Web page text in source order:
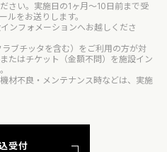
さい。実施日の1ヶ月～10日前まで受
ルをお送りします。
ンフォメーションへお越しくださ
ブチッタを含む）をご利用の方が対
たはチケット（金額不問）を施設イン
材不良・メンテナンス時などは、実施
受付